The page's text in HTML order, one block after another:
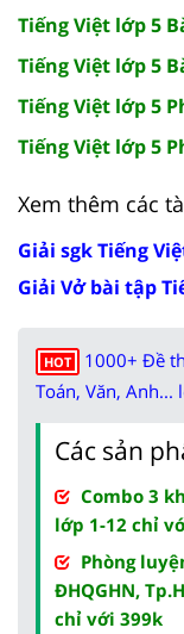
Tiếng Việt lớp 5
Tiếng Việt lớp 5
Tiếng Việt lớp 5
Tiếng Việt lớp 5
Xem thêm các
Giải sgk Tiếng
Giải Vở bài tập
HOT
1000+ Đề
Toán, Văn,
Các sản
Combo 3
lớp 1-12 chỉ
Phòng
ĐHQGHN,
chỉ với 399k